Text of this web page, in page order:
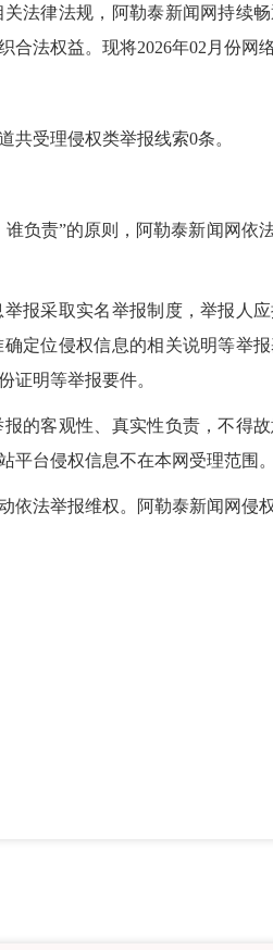
法律法规， 阿勒泰新闻网持续
法权益。现将2026年02月份网
共受理侵权类举报线索0条。
负责”的原则， 阿勒泰新闻网依
采取实名举报制度，举报人应
定位侵权信息的相关说明等举
证明等举报要件。
客观性、真实性负责，不得故
平台侵权信息不在本网受理范围。
法举报维权。 阿勒泰新闻网侵